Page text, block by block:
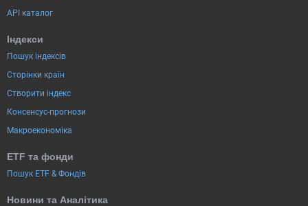
API каталог
Індекси
Пошук індексів
Сторінки країн
Створити індекс
Консенсус-прогнози
Макроекономіка
ETF та фонди
Пошук ETF & Фондів
Новини та Аналітика